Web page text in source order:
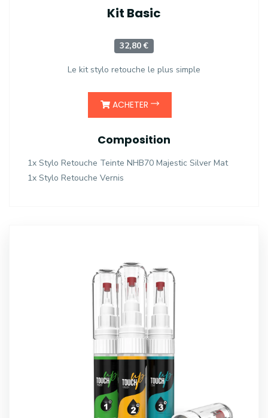
Kit Basic
32,80 €
Le kit stylo retouche le plus simple
ACHETER
Composition
1x Stylo Retouche Teinte NHB70 Majestic Silver Mat
1x Stylo Retouche Vernis